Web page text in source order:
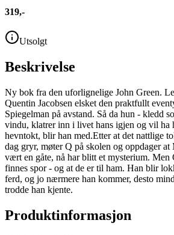
319,-
Utsolgt
Beskrivelse
Ny bok fra den uforlignelige John Green.
Quentin Jacobsen elsket den praktfullt
Spiegelman på avstand. Så da hun - kledd
vindu, klatrer inn i livet hans igjen og vil ha
hevntokt, blir han med.Etter at det nattlige
dag gryr, møter Q på skolen og oppdager
vært en gåte, nå har blitt et mysterium. Men
finnes spor - og at de er til ham. Han blir
ferd, og jo nærmere han kommer, desto
trodde han kjente.
Produktinformasjon